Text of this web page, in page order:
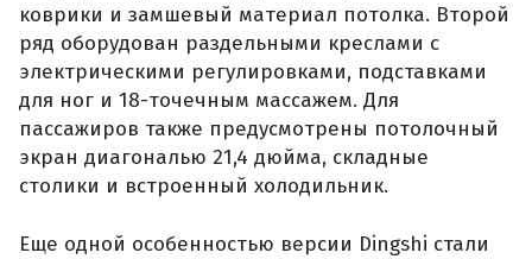
коврики и замшевый материал потолка. Второй
ряд оборудован раздельными креслами с
электрическими регулировками, подставками
для ног и 18-точечным массажем. Для
пассажиров также предусмотрены потолочный
экран диагональю 21,4 дюйма, складные
столики и встроенный холодильник.
Еще одной особенностью версии Dingshi стали